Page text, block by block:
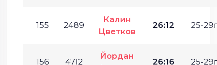
155 2489
Калин
Цветков
26:12 25-
156 4712
Йордан
26:16 25-